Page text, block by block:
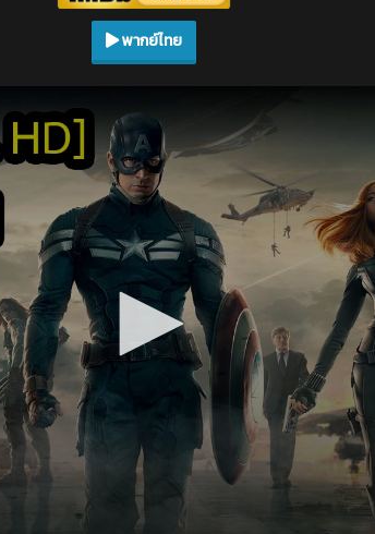
พากย์ไทย